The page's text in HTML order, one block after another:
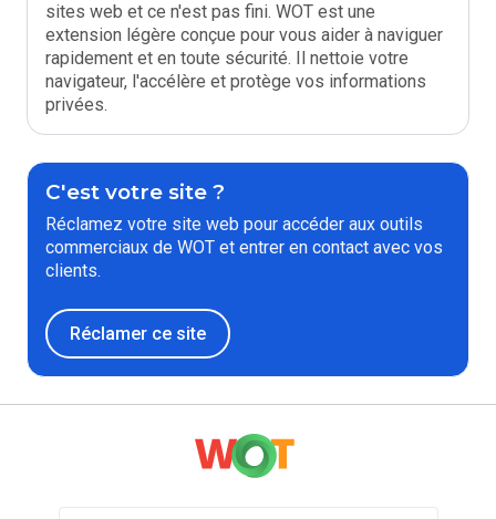
sites web et ce n'est pas fini. WOT est une
extension légère conçue pour vous aider à naviguer
rapidement et en toute sécurité. Il nettoie votre
navigateur, l'accélère et protège vos informations
privées.
C'est votre site ?
Réclamez votre site web pour accéder aux outils
commerciaux de WOT et entrer en contact avec vos
clients.
Réclamer ce site